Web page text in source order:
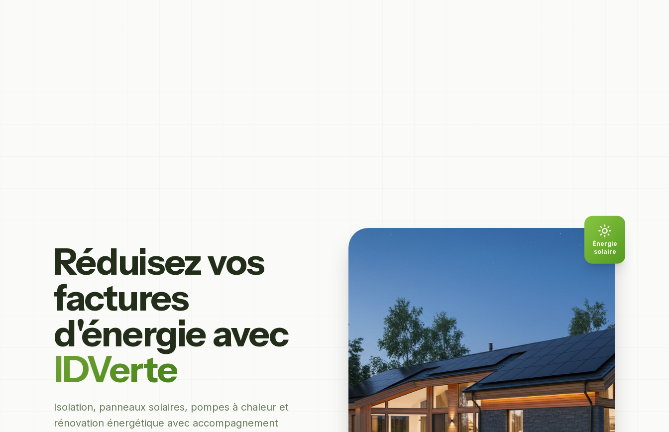
Réduisez vos
factures
d'énergie avec
IDVerte
Isolation, panneaux solaires, pompes à chaleur et
rénovation énergétique avec accompagnement
Énergie
solaire